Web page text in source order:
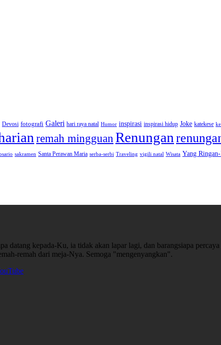
Devosi fotografi Galeri hari raya natal Humor inspirasi inspirasi hidup Joke katekese
remah mingguan Renungan
sakramen Santa Perawan Maria serba-serbi Traveling vigili natal Wisata Yang
datang kepada-Ku, ia tidak akan lapar lagi, dan barangsiapa
remah dari meja-Nya. Semoga "mengenyangkan".